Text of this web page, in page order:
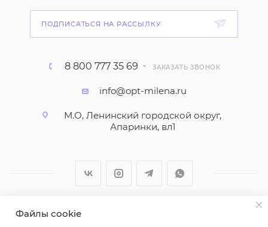
ПОДПИСАТЬСЯ НА РАССЫЛКУ
8 800 777 35 69 ЗАКАЗАТЬ ЗВОНОК
info@opt-milena.ru
М.О, Ленинский городской округ,
Апаринки, вл1
2026 © ООО "Вайт Текстиль групп"
Файлы cookie